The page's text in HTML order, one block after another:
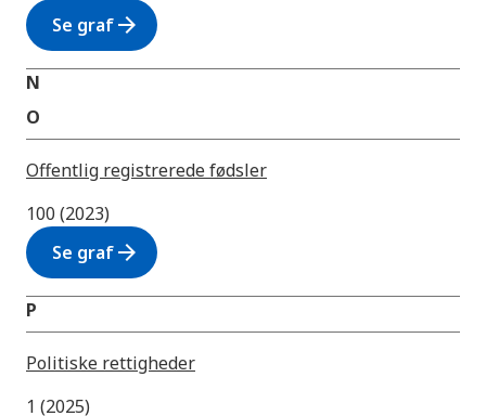
Se grafarrow_forward
N
O
Offentlig registrerede fødsler
100 (2023)
Se grafarrow_forward
P
Politiske rettigheder
1 (2025)